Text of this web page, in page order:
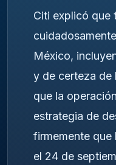
Citi explicó que
México,
y de certeza de
que la
estrategia de
firmemente que
el 24 de